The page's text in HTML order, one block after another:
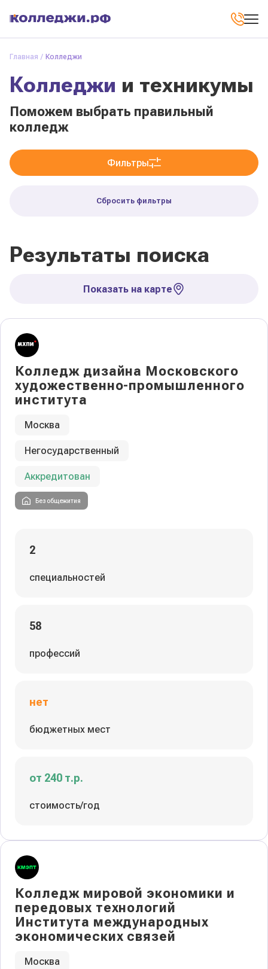
Главная Колледжи
Колледжи и техникумы
Поможем выбрать правильный
колледж
Фильтры
Сбросить фильтры
Результаты поиска
Показать на карте
Колледж дизайна Московского
художественно-промышленного
института
Москва
Негосударственный
Аккредитован
Без общежития
2
специальностей
58
профессий
нет
бюджетных мест
от 240 т.р.
стоимость/год
Колледж мировой экономики и
передовых технологий
Института международных
экономических связей
Москва